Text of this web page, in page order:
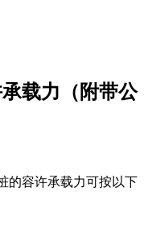
载力（附带公
的容许承载力可按以下